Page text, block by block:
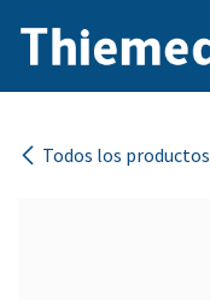
Todos los productos